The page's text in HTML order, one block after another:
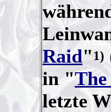
Raid" 1)
in "
letzte